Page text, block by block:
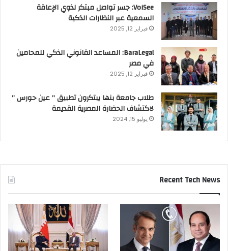
VoiSee: جسر تواصل مبتكر لذوي الإعاقة
السمعية عبر النظارات الذكية
فبراير 12, 2025
BaraLegal: المساعد القانوني الذكي للمحامين
في مصر
فبراير 12, 2025
طلاب جامعة بنها يبتكرون تطبيق ” عين حورس ”
لاكتشاف الحضارة المصرية القديمة
يوليو 15, 2024
Recent Tech News